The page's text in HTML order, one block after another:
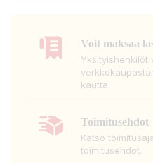
Voit maksaa
Yksityishenkilöt
kautta.
Toimitusehdot
Katso
toimitusehdot.